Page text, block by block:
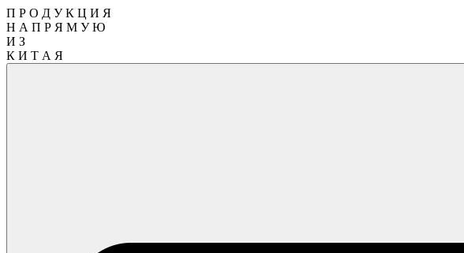
П Р О Д У К Ц И Я
Н А П Р Я М У Ю
И З
К И Т А Я